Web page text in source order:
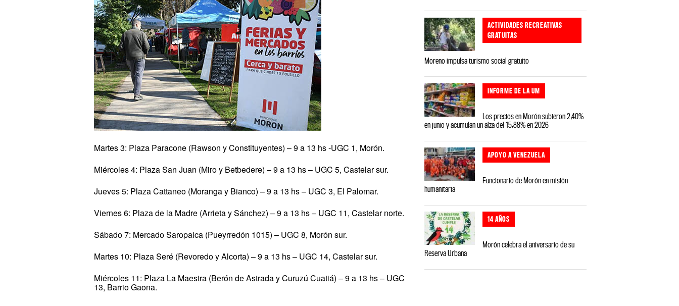
Martes 3: Plaza Paracone (Rawson y Constituyentes) – 9 a 13 hs -UGC 1, Morón.
Miércoles 4: Plaza San Juan (Miro y Betbedere) – 9 a 13 hs – UGC 5, Castelar sur.
Jueves 5: Plaza Cattaneo (Moranga y Bianco) – 9 a 13 hs – UGC 3, El Palomar.
Viernes 6: Plaza de la Madre (Arrieta y Sánchez) – 9 a 13 hs – UGC 11, Castelar norte.
Sábado 7: Mercado Saropalca (Pueyrredón 1015) – UGC 8, Morón sur.
Martes 10: Plaza Seré (Revoredo y Alcorta) – 9 a 13 hs – UGC 14, Castelar sur.
Miércoles 11: Plaza La Maestra (Berón de Astrada y Curuzú Cuatiá) – 9 a 13 hs – UGC
13, Barrio Gaona.
ACTIVIDADES RECREATIVAS
GRATUITAS
Moreno impulsa turismo social gratuito
INFORME DE LA UM
Los precios en Morón subieron 2,40%
en junio y acumulan un alza del 15,88% en 2026
APOYO A VENEZUELA
Funcionario de Morón en misión
humanitaria
14 AÑOS
Morón celebra el aniversario de su
Reserva Urbana